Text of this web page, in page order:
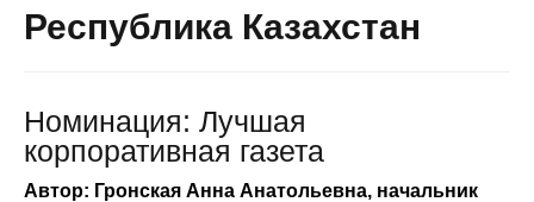
Республика Казахстан
Номинация: Лучшая
корпоративная газета
Автор: Гронская Анна Анатольевна, начальник